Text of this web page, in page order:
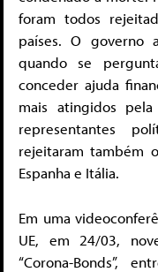
foram todos
países. O governo
quando se
conceder ajuda
mais atingidos
representantes
rejeitaram também
Espanha e Itália.
Em uma
UE, em 24/03,
“Corona-Bonds”,